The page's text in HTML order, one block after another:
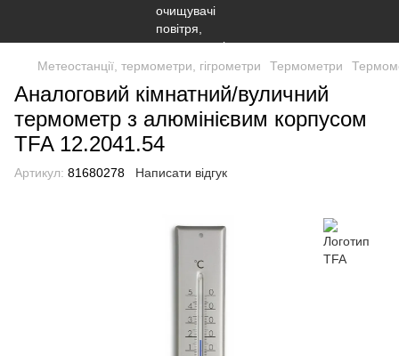
Метеостанції, термометри, гігрометри Термометри
Аналоговий кімнатний/вуличний
термометр з алюмінієвим корпусом
TFA 12.2041.54
Артикул: 81680278 Написати відгук